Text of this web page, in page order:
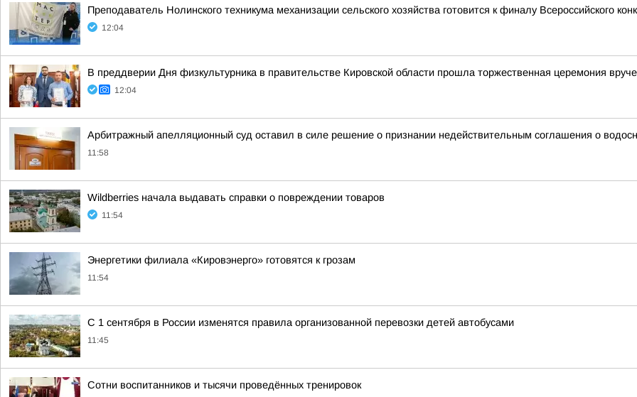
Преподаватель Нолинского техникума механизации сельского хозяйства готовится к финалу Всероссийского
12:04
В преддверии Дня физкультурника в правительстве Кировской области прошла торжественная церемония
12:04
Арбитражный апелляционный суд оставил в силе решение о признании недействительным соглашения о
11:58
Wildberries начала выдавать справки о повреждении товаров
11:54
Энергетики филиала «Кировэнерго» готовятся к грозам
11:54
С 1 сентября в России изменятся правила организованной перевозки детей автобусами
11:45
Сотни воспитанников и тысячи проведённых тренировок